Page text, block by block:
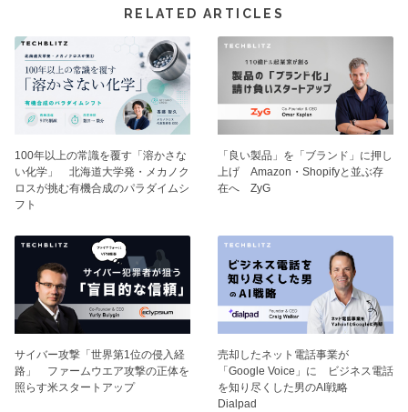
RELATED ARTICLES
100年以上の常識を覆す「溶かさな
い化学」 北海道大学発・メカノク
ロスが挑む有機合成のパラダイムシ
フト
「良い製品」を「ブランド」に押し
上げ Amazon・Shopifyと並ぶ存
在へ ZyG
サイバー攻撃「世界第1位の侵入経
路」 ファームウエア攻撃の正体を
照らす米スタートアップ
売却したネット電話事業が
「Google Voice」に ビジネス電話
を知り尽くした男のAI戦略
Dialpad